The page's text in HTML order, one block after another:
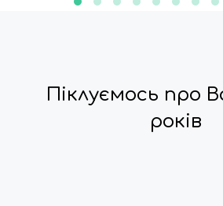
Піклуємось про
років